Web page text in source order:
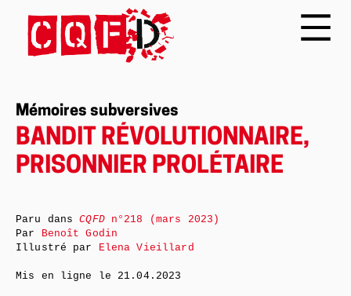
Mémoires subversives
BANDIT RÉVOLUTIONNAIRE,
PRISONNIER PROLÉTAIRE
Paru dansCQFDn°218 (mars 2023)
Par Benoît Godin
Illustré par Elena Vieillard
Mis en ligne le 21.04.2023